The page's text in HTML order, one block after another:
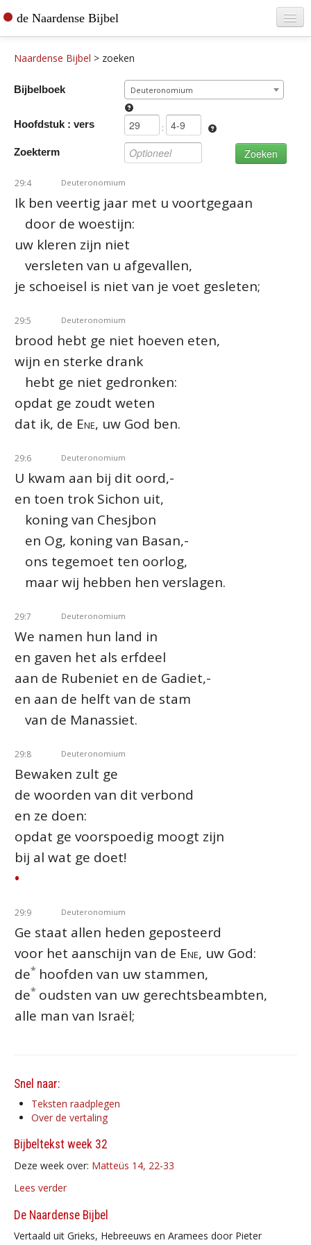
de Naardense Bijbel
De vertaler
Contact
Naardense Bijbel > zoeken
Bijbelboek Deuteronomium
Hoofdstuk : vers :
Zoekterm
29:4 Deuteronomium
Ik ben veertig jaar met u voortgegaan
door de woestijn:
uw kleren zijn niet
versleten van u afgevallen,
je schoeisel is niet van je voet gesleten;
29:5 Deuteronomium
brood hebt ge niet hoeven eten,
wijn en sterke drank
hebt ge niet gedronken:
opdat ge zoudt weten
dat ik, de Ene, uw God ben.
29:6 Deuteronomium
U kwam aan bij dit oord,-
en toen trok Sichon uit,
koning van Chesjbon
en Og, koning van Basan,-
ons tegemoet ten oorlog,
maar wij hebben hen verslagen.
29:7 Deuteronomium
We namen hun land in
en gaven het als erfdeel
aan de Rubeniet en de Gadiet,-
en aan de helft van de stam
van de Manassiet.
29:8 Deuteronomium
Bewaken zult ge
de woorden van dit verbond
en ze doen:
opdat ge voorspoedig moogt zijn
bij al wat ge doet!
•
29:9 Deuteronomium
Ge staat allen heden geposteerd
voor het aanschijn van de Ene, uw God:
de* hoofden van uw stammen,
de* oudsten van uw gerechtsbeambten,
alle man van Israël;
Snel naar:
Teksten raadplegen
Over de vertaling
Bijbeltekst week 32
Deze week over: Matteüs 14, 22-33
Lees verder
De Naardense Bijbel
Vertaald uit Grieks, Hebreeuws en Aramees door Pieter